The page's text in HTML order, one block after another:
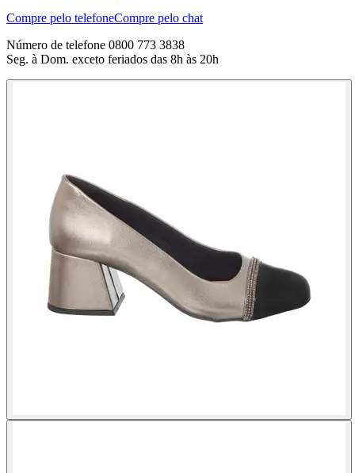
Compre pelo telefoneCompre pelo chat
Número de telefone 0800 773 3838
Seg. à Dom. exceto feriados das 8h às 20h